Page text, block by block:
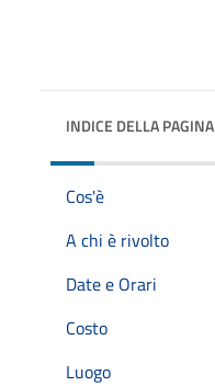
INDICE DELLA PAGINA
Cos'è
A chi è rivolto
Date e Orari
Costo
Luogo